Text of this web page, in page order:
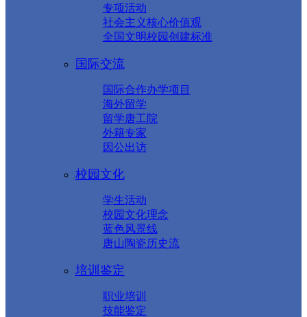
专项活动
社会主义核心价值观
全国文明校园创建标准
国际交流
国际合作办学项目
海外留学
留学唐工院
外籍专家
因公出访
校园文化
学生活动
校园文化理念
蓝色风景线
唐山陶瓷历史流
培训鉴定
职业培训
技能鉴定